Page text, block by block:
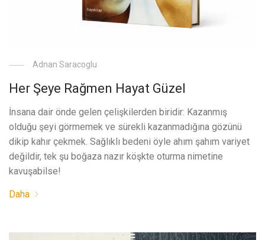
Adnan Saracoglu
Her Şeye Rağmen Hayat Güzel
İnsana dair önde gelen çelişkilerden biridir: Kazanmış
olduğu şeyi görmemek ve sürekli kazanmadığına gözünü
dikip kahır çekmek. Sağlıklı bedeni öyle ahım şahım variyet
değildir, tek şu boğaza nazır köşkte oturma nimetine
kavuşabilse!
Daha